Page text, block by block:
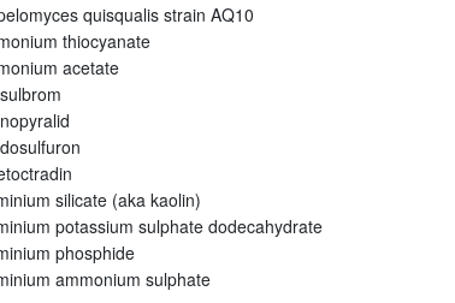
quisqualis strain AQ10
thiocyanate
acetate
silicate (aka kaolin)
potassium sulphate dodecahydrate
phosphide
ammonium sulphate